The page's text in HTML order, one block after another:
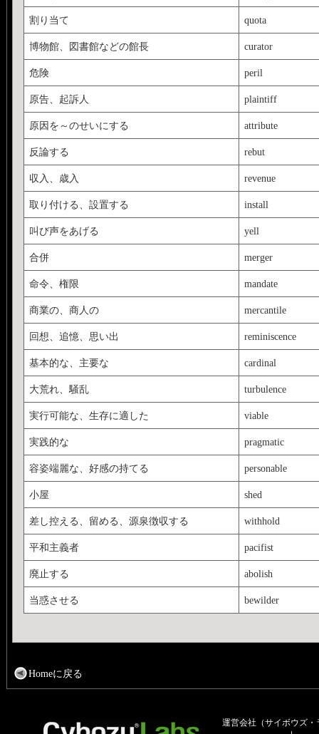
割り当て quota
博物館、図書館などの館長 curator
危険 peril
原告、起訴人 plaintiff
原因を～のせいにする attribute
反論する rebut
収入、歳入 revenue
取り付ける、設置する install
叫び声をあげる yell
合併 merger
命令、権限 mandate
商業の、商人の mercantile
回想、追憶、思い出 reminiscence
基本的な、主要な cardinal
大荒れ、騒乱 turbulence
実行可能な、生存に適した viable
実践的な pragmatic
容姿端麗な、好感の持てる personable
小屋 shed
差し控える、留める、源泉徴収する withhold
平和主義者 pacifist
廃止する abolish
当惑させる bewilder
Homeに戻る
運営会社（サイボウズ・